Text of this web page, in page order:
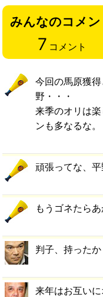
みんなのコメン
7 コメント
今回の馬原獲
野・・・
来季のオリは
ンも多なるな。
頑張ってな、
もうゴネたら
判子、持ったか
来年はお互い